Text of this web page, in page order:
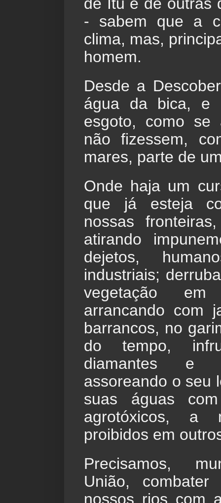
de Itu e de outras
- sabem que a
clima, mas,
homem.
Desde a
água da bica, e
esgoto, como
não fizessem,
mares, parte de
Onde haja um
que já esteja
nossas
atirando
dejetos,
industriais;
vegetação
arrancando com
barrancos, no
do tempo,
diamantes e
assoreando o seu
suas águas
agrotóxicos, a
proibidos em
Precisamos,
União,
nossos rios com